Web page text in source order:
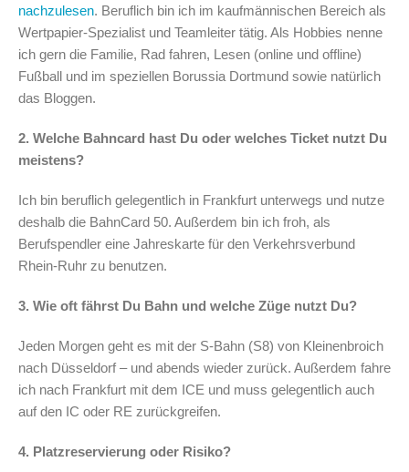
nachzulesen. Beruflich bin ich im kaufmännischen Bereich als
Wertpapier-Spezialist und Teamleiter tätig. Als Hobbies nenne
ich gern die Familie, Rad fahren, Lesen (online und offline)
Fußball und im speziellen Borussia Dortmund sowie natürlich
das Bloggen.
2. Welche Bahncard hast Du oder welches Ticket nutzt Du
meistens?
Ich bin beruflich gelegentlich in Frankfurt unterwegs und nutze
deshalb die BahnCard 50. Außerdem bin ich froh, als
Berufspendler eine Jahreskarte für den Verkehrsverbund
Rhein-Ruhr zu benutzen.
3. Wie oft fährst Du Bahn und welche Züge nutzt Du?
Jeden Morgen geht es mit der S-Bahn (S8) von Kleinenbroich
nach Düsseldorf – und abends wieder zurück. Außerdem fahre
ich nach Frankfurt mit dem ICE und muss gelegentlich auch
auf den IC oder RE zurückgreifen.
4. Platzreservierung oder Risiko?